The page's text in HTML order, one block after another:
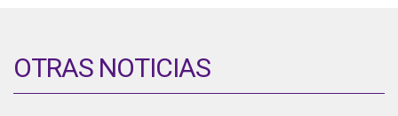
OTRAS NOTICIAS